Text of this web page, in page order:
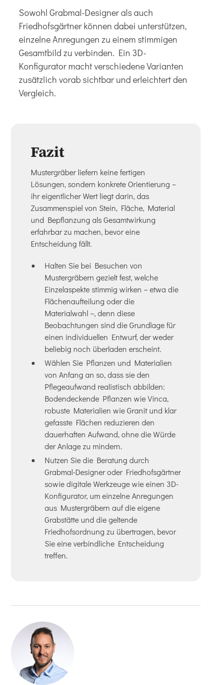
Sowohl Grabmal-Designer als auch
Friedhofsgärtner können dabei unterstützen,
einzelne Anregungen zu einem stimmigen
Gesamtbild zu verbinden. Ein 3D-
Konfigurator macht verschiedene Varianten
zusätzlich vorab sichtbar und erleichtert den
Vergleich.
Fazit
Mustergräber liefern keine fertigen
Lösungen, sondern konkrete Orientierung –
ihr eigentlicher Wert liegt darin, das
Zusammenspiel von Stein, Fläche, Material
und Bepflanzung als Gesamtwirkung
erfahrbar zu machen, bevor eine
Entscheidung fällt.
Halten Sie bei Besuchen von
Mustergräbern gezielt fest, welche
Einzelaspekte stimmig wirken – etwa die
Flächenaufteilung oder die
Materialwahl –, denn diese
Beobachtungen sind die Grundlage für
einen individuellen Entwurf, der weder
beliebig noch überladen erscheint.
Wählen Sie Pflanzen und Materialien
von Anfang an so, dass sie den
Pflegeaufwand realistisch abbilden:
Bodendeckende Pflanzen wie Vinca,
robuste Materialien wie Granit und klar
gefasste Flächen reduzieren den
dauerhaften Aufwand, ohne die Würde
der Anlage zu mindern.
Nutzen Sie die Beratung durch
Grabmal-Designer oder Friedhofsgärtner
sowie digitale Werkzeuge wie einen 3D-
Konfigurator, um einzelne Anregungen
aus Mustergräbern auf die eigene
Grabstätte und die geltende
Friedhofsordnung zu übertragen, bevor
Sie eine verbindliche Entscheidung
treffen.